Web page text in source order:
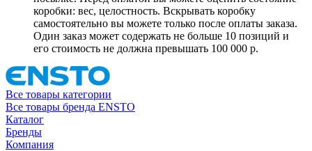
коробки: вес, целостность. Вскрывать коробку
самостоятельно вы можете только после оплаты заказа.
Один заказ может содержать не больше 10 позиций и
его стоимость не должна превышать 100 000 р.
Все товары категории
Все товары бренда ENSTO
Каталог
Бренды
Компания